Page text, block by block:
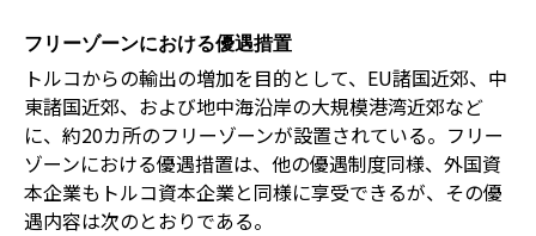
フリーゾーンにおける優遇措置
トルコからの輸出の増加を目的として、EU諸国近郊、中
東諸国近郊、および地中海沿岸の大規模港湾近郊など
に、約20カ所のフリーゾーンが設置されている。フリー
ゾーンにおける優遇措置は、他の優遇制度同様、外国資
本企業もトルコ資本企業と同様に享受できるが、その優
遇内容は次のとおりである。